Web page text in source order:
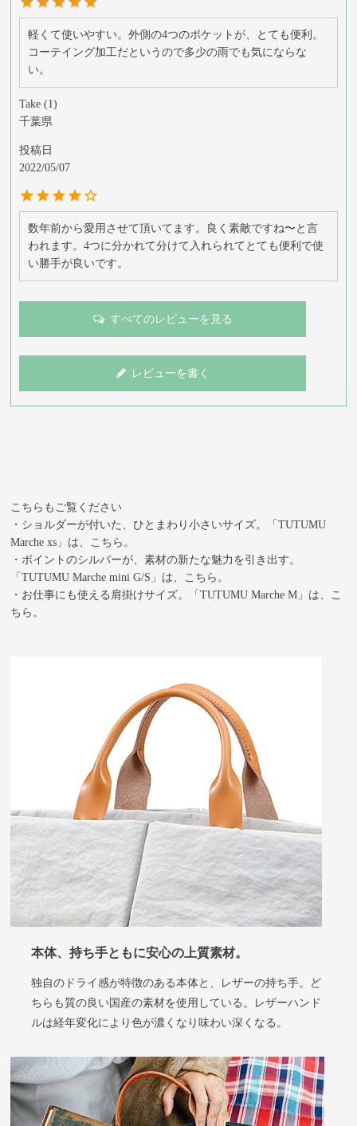
軽くて使いやすい。外側の4つのポケットが、とても便利。
コーテイング加工だというので多少の雨でも気にならな
い。
Take
1
千葉県
投稿日
2022/05/07
数年前から愛用させて頂いてます。良く素敵ですね〜と言
われます。4つに分かれて分けて入れられてとても便利で使
い勝手が良いです。
すべてのレビューを見る
レビューを書く
こちらもご覧ください
・ショルダーが付いた、ひとまわり小さいサイズ。「TUTUMU
Marche xs」は、こちら。
・ポイントのシルバーが、素材の新たな魅力を引き出す。
「TUTUMU Marche mini G/S」は、こちら。
・お仕事にも使える肩掛けサイズ。「TUTUMU Marche M」は、こ
ちら。
本体、持ち手ともに安心の上質素材。
独自のドライ感が特徴のある本体と、レザーの持ち手。ど
ちらも質の良い国産の素材を使用している。レザーハンド
ルは経年変化により色が濃くなり味わい深くなる。